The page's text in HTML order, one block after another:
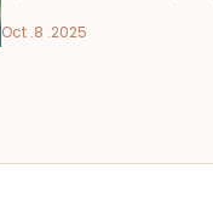
Oct .8 .2025